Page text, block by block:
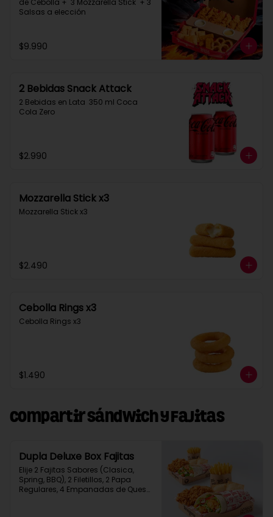
de Cebolla +  3 Mozzarella Stick  + 3
Salsas a elección
$9.990
2 Bebidas Snack Attack
2 Bebidas en Lata  350 ml Coca
Cola Zero
$2.990
Mozzarella Stick x3
Mozzarella Stick x3
$2.490
Cebolla Rings x3
Cebolla Rings x3
$1.490
Compartir Sándwich y Fajitas
Dupla Deluxe Box Fajitas
Elije 2 Fajitas Sabores (Clasica,
Spring, BBQ), 2 Filetillos, 2 Papa
Regulares, 4 Empanadas de Queso